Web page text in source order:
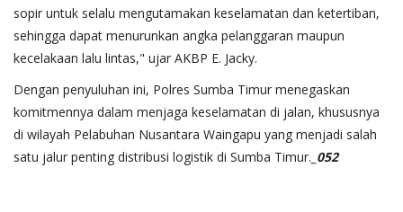
sopir untuk selalu mengutamakan keselamatan dan ketertiban,
sehingga dapat menurunkan angka pelanggaran maupun
kecelakaan lalu lintas," ujar AKBP E. Jacky.
Dengan penyuluhan ini, Polres Sumba Timur menegaskan
komitmennya dalam menjaga keselamatan di jalan, khususnya
di wilayah Pelabuhan Nusantara Waingapu yang menjadi salah
satu jalur penting distribusi logistik di Sumba Timur. _052